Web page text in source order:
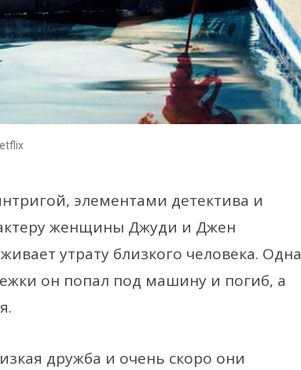
элементами детектива и
женщины Джуди и Джен
утрату близкого человека. Одна
он попал под машину и погиб, а
дружба и очень скоро они